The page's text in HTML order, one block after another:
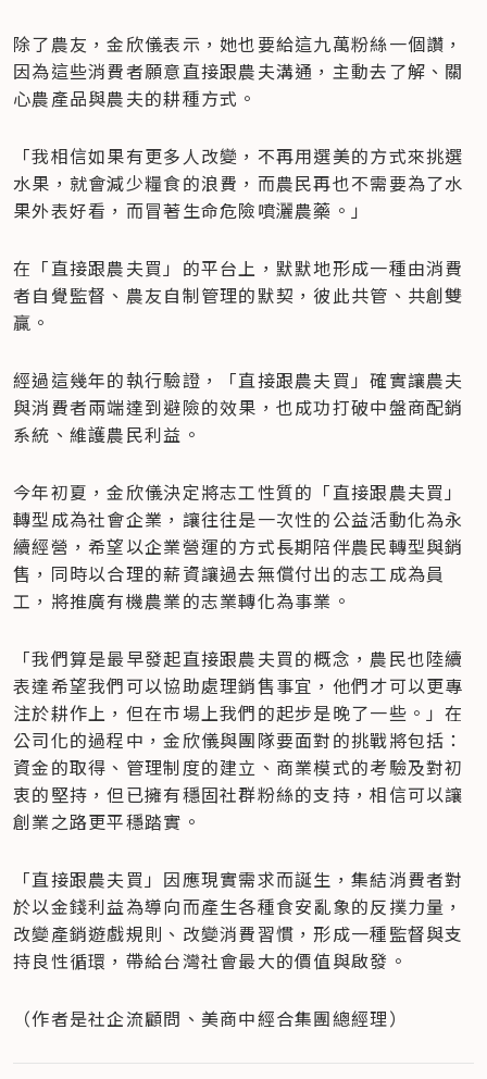
除了農友，金欣儀表示，她也要給這九萬粉絲一個讚，
因為這些消費者願意直接跟農夫溝通，主動去了解、關
心農產品與農夫的耕種方式。
「我相信如果有更多人改變，不再用選美的方式來挑選
水果，就會減少糧食的浪費，而農民再也不需要為了水
果外表好看，而冒著生命危險噴灑農藥。」
在「直接跟農夫買」的平台上，默默地形成一種由消費
者自覺監督、農友自制管理的默契，彼此共管、共創雙
贏。
經過這幾年的執行驗證，「直接跟農夫買」確實讓農夫
與消費者兩端達到避險的效果，也成功打破中盤商配銷
系統、維護農民利益。
今年初夏，金欣儀決定將志工性質的「直接跟農夫買」
轉型成為社會企業，讓往往是一次性的公益活動化為永
續經營，希望以企業營運的方式長期陪伴農民轉型與銷
售，同時以合理的薪資讓過去無償付出的志工成為員
工，將推廣有機農業的志業轉化為事業。
「我們算是最早發起直接跟農夫買的概念，農民也陸續
表達希望我們可以協助處理銷售事宜，他們才可以更專
注於耕作上，但在市場上我們的起步是晚了一些。」在
公司化的過程中，金欣儀與團隊要面對的挑戰將包括：
資金的取得、管理制度的建立、商業模式的考驗及對初
衷的堅持，但已擁有穩固社群粉絲的支持，相信可以讓
創業之路更平穩踏實。
「直接跟農夫買」因應現實需求而誕生，集結消費者對
於以金錢利益為導向而產生各種食安亂象的反撲力量，
改變產銷遊戲規則、改變消費習慣，形成一種監督與支
持良性循環，帶給台灣社會最大的價值與啟發。
（作者是社企流顧問、美商中經合集團總經理）